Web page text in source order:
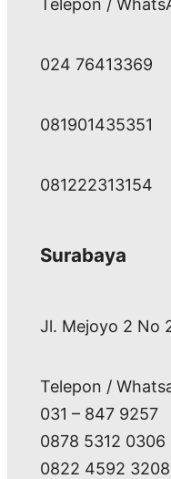
Telepon /
024 76413369
081901435351
081222313154
Surabaya
Jl. Mejoyo 2 No
Telepon /
031 – 847 9257
0878 5312 0306
0822 4592 3208